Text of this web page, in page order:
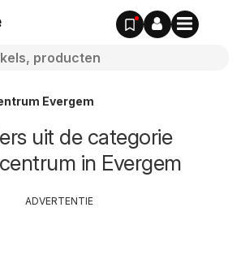
Evergem
uit de categorie
in Evergem
ADVERTENTIE